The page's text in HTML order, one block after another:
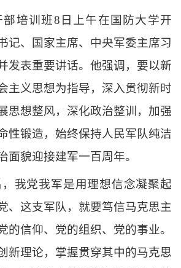
培训班8日上午在国防大学开
记、国家主席、中央军委主席习
发表重要讲话。他强调，要以新
主义思想为指导，深入贯彻新时
思想整风，深化政治整训，加强
性锻造，始终保持人民军队纯洁
面貌迎接建军一百周年。
我党我军是用理想信念凝聚起
、这支军队，就要笃信马克思主
的信仰、党的组织、党的事业。
新理论，掌握贯穿其中的马克思